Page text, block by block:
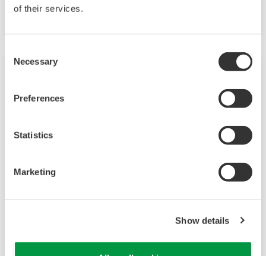
of their services.
Selection
Necessary
Preferences
Statistics
Marketing
Show details
auf dem Markt.
2-Leiter-Messumformer/-Analysator
Die Analysatoren der FLEXA™ Serie werden für